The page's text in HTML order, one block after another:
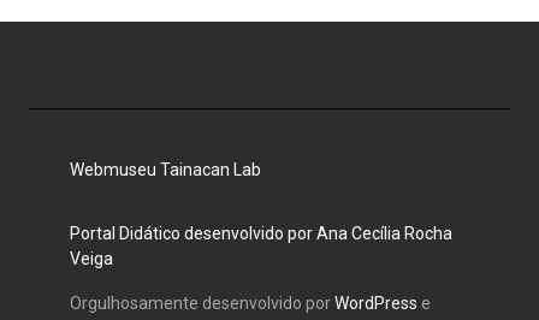
Webmuseu Tainacan Lab
Portal Didático desenvolvido por Ana Cecília Rocha
Veiga
Orgulhosamente desenvolvido porWordPress e